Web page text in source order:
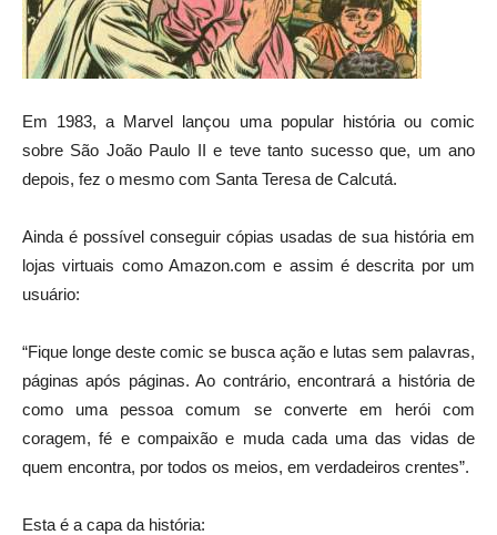
Em 1983, a Marvel lançou uma popular história ou comic
sobre São João Paulo II e teve tanto sucesso que, um ano
depois, fez o mesmo com Santa Teresa de Calcutá.
Ainda é possível conseguir cópias usadas de sua história em
lojas virtuais como Amazon.com e assim é descrita por um
usuário:
“Fique longe deste comic se busca ação e lutas sem palavras,
páginas após páginas. Ao contrário, encontrará a história de
como uma pessoa comum se converte em herói com
coragem, fé e compaixão e muda cada uma das vidas de
quem encontra, por todos os meios, em verdadeiros crentes”.
Esta é a capa da história: